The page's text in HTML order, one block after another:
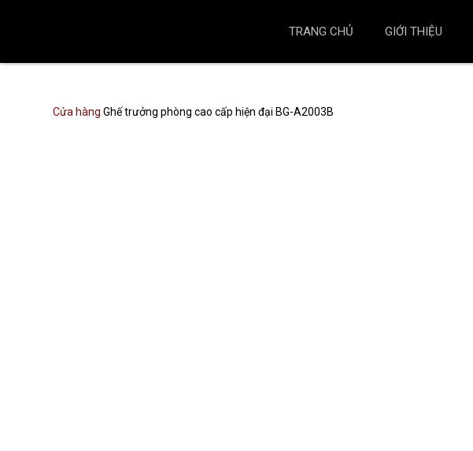
TRANG CHỦ GIỚI THIỆU
Cửa hàng Ghế trưởng phòng cao cấp hiện đại BG-A2003B